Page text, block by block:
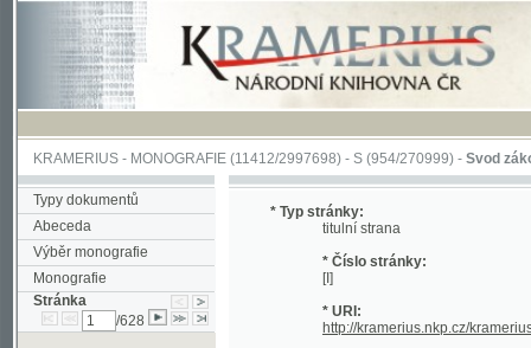
KRAMERIUS-MONOGRAFIE(11412/2997698) -S (954/270999)-Svod zákonův
Typy dokumentů
Abeceda
Výběr monografie
Monografie
Stránka
/628
PDF Vytvořit
* Typ stránky:
titulní strana
* Číslo stránky:
* URI: